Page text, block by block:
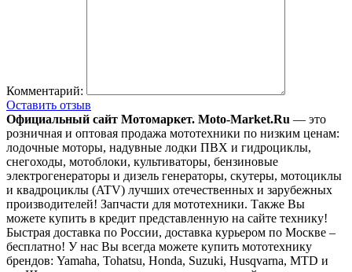
Комментарий:
Оставить отзыв
Официальный сайт Мотомаркет. Moto-Market.Ru — это
розничная и оптовая продажа мототехники по низким ценам:
лодочные моторы, надувные лодки ПВХ и гидроциклы,
снегоходы, мотоблоки, культиваторы, бензиновые
электрогенераторы и дизель генераторы, скутеры, мотоциклы
и квадроциклы (ATV) лучших отечественных и зарубежных
производителей! Запчасти для мототехники. Также Вы
можете купить в кредит представленную на сайте технику!
Быстрая доставка по России, доставка курьером по Москве –
бесплатно! У нас Вы всегда можете купить мототехнику
брендов: Yamaha, Tohatsu, Honda, Suzuki, Husqvarna, MTD и